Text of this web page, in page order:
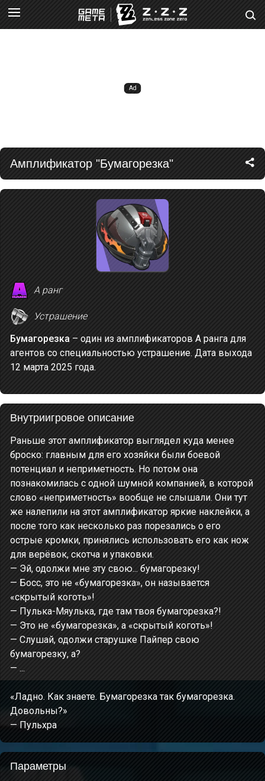
Амплификатор "Бумагорезка"
A ранг
Устрашение
Бумагорезка – один из амплификаторов A ранга для
агентов со специальностью устрашение. Дата выхода
12 марта 2025 года.
Внутриигровое описание
Раньше этот амплификатор выглядел куда менее
броско: главным для его хозяйки были боевой
потенциал и неприметность. Но потом она
познакомилась с одной шумной компанией, в которой
слово «неприметность» вообще не слышали. Они тут
же налепили на этот амплификатор яркие наклейки, а
после того как несколько раз порезались о его
острые кромки, принялись использовать его как нож
для верёвок, скотча и упаковки.
— Эй, одолжи мне эту свою... бумагорезку!
— Босс, это не «бумагорезка», он называется
«скрытый коготь»!
— Пулька-Мяулька, где там твоя бумагорезка?!
— Это не «бумагорезка», а «скрытый коготь»!
— Слушай, одолжи старушке Пайпер свою
бумагорезку, а?
— ...
«Ладно. Как знаете. Бумагорезка так бумагорезка.
Довольны?»
— Пульхра
Параметры